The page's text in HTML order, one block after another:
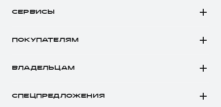
СЕРВИСЫ
ПОКУПАТЕЛЯМ
Конфигуратор HAVAL
ВЛАДЕЛЬЦАМ
Запись на сервис
СПЕЦПРЕДЛОЖЕНИЯ